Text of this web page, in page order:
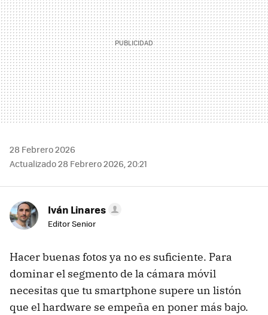
28 Febrero 2026
Actualizado 28 Febrero 2026, 20:21
Iván Linares
Editor Senior
Hacer buenas fotos ya no es suficiente. Para
dominar el segmento de la cámara móvil
necesitas que tu smartphone supere un listón
que el hardware se empeña en poner más bajo.